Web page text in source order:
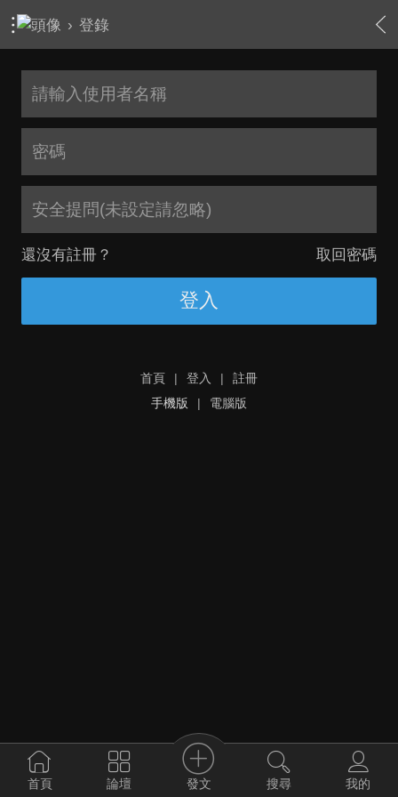
› 登錄
安全提問(未設定請忽略)
還沒有註冊？ 取回密碼
登入
首頁 | 登入 |
註冊
手機版
| 電腦版
首頁 論壇 發文 搜尋 我的